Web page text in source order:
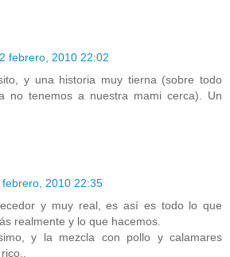
febrero, 2010 22:02
y una historia muy tierna (sobre todo
no tenemos a nuestra mami cerca). Un
febrero, 2010 22:35
y muy real, es así es todo lo que
realmente y lo que hacemos.
y la mezcla con pollo y calamares